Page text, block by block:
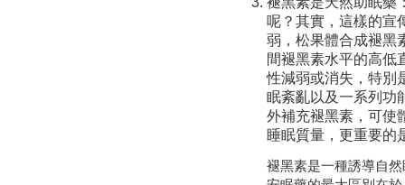
呢？其實，這樣的宣
弱，松果體合成褪黑
間褪黑素水平的高低
性減弱或消失，特別
眠紊亂以及一系列功
外補充褪黑素，可使
睡眠質量，更重要的
褪黑素是一種誘導自